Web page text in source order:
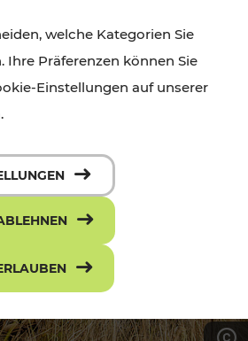
welche Kategorien Sie
Ihre Präferenzen können Sie
Einstellungen auf unserer